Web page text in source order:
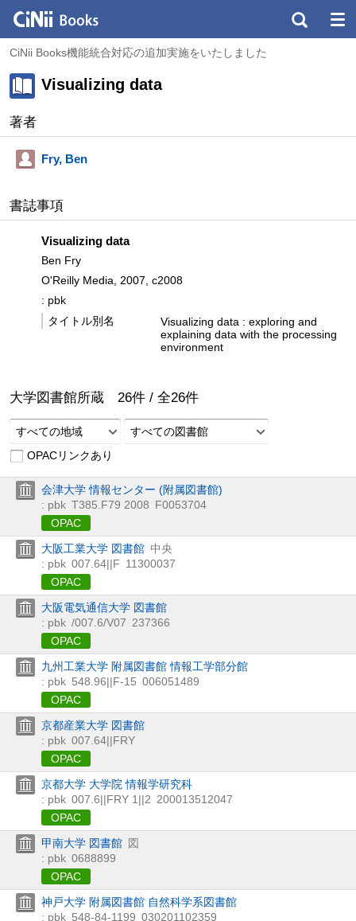
CiNii Books機能統合対応の追加実施をいたしました
Visualizing data
著者
Fry, Ben
書誌事項
Visualizing data
Ben Fry
O'Reilly Media, 2007, c2008
: pbk
タイトル別名
Visualizing data : exploring and
explaining data with the processing
environment
大学図書館所蔵 26件 / 全26件
すべての地域
すべての図書館
OPACリンクあり
会津大学 情報センター (附属図書館)
: pbk T385.F79 2008 F0053704
OPAC
大阪工業大学 図書館 中央
: pbk 007.64||F 11300037
OPAC
大阪電気通信大学 図書館
: pbk /007.6/V07 237366
OPAC
九州工業大学 附属図書館 情報工学部分館
: pbk 548.96||F-15 006051489
OPAC
京都産業大学 図書館
: pbk 007.64||FRY
OPAC
京都大学 大学院 情報学研究科
: pbk 007.6||FRY 1||2 200013512047
OPAC
甲南大学 図書館 図
: pbk 0688899
OPAC
神戸大学 附属図書館 自然科学系図書館
: pbk 548-84-1199 030201102359